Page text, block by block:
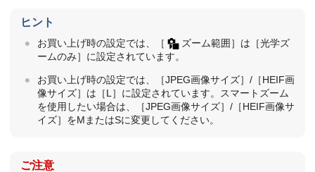
ヒント
お買い上げ時の設定では、 ［ ズーム範囲］ は ［光学ズ
ームのみ］ に設定されています。
お買い上げ時の設定では、 ［JPEG画像サイズ］ /［HEIF画
像サイズ］ は ［L］ に設定されています。スマートズーム
を使用したい場合は、
［JPEG画像サイズ］ /［HEIF画像サ
イズ］ をMまたはSに変更してください。
ご注意